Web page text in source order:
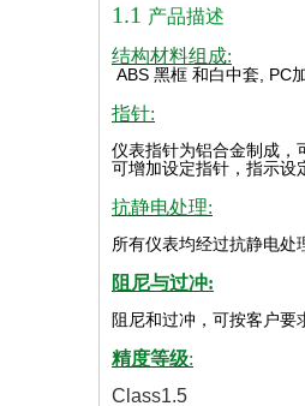
1.1 产品描述
结构材料组成:
ABS 黑框 和白中套 , PC
指针:
仪表指针为铝合金制成，
可增加设定指针，指示设
抗静电处理:
所有仪表均经过抗静电处
阻尼与过冲:
阻尼和过冲，可按客户
精度等级:
Class1.5